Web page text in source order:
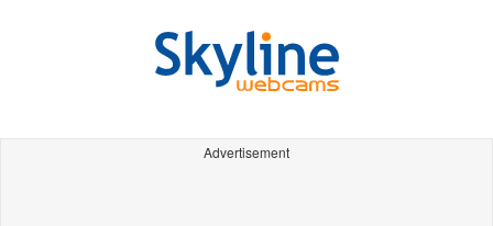
Advertisement